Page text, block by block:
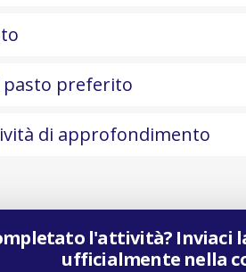
pasto preferito
di approfondimento
l'attività? Inviaci
ufficialmente nella